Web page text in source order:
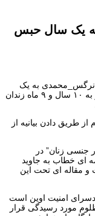
یک سال حبس
به یک
سال حبس تعزیزی محکوم شد و مجموع احکام او به ۱۰ سال و ۹ ماه زندان
از طریق دادن بیانیه از
جنسی زنان” در
ای خطاب به جاوید
مقاله ای تحت این
او در دادسرای امنیت اوین است
مظلوم مورد رسیدگی قرار